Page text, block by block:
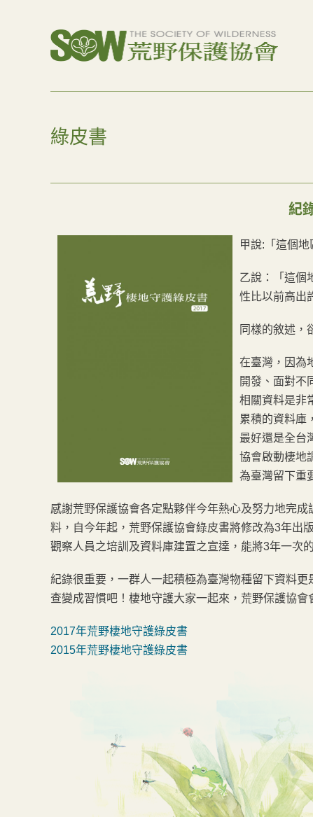
綠皮書
紀
甲說:「這個地
乙說：「這個
性比以前高出
同樣的敘述，
在臺灣，因為
開發、面對不
相關資料是非
累積的資料庫
最好還是全台
協會啟動棲地
為臺灣留下重
感謝荒野保護協會各定點夥伴今年熱心及努力地完
料，自今年起，荒野保護協會綠皮書將修改為3年出
觀察人員之培訓及資料庫建置之宣達，能將3年一次
紀錄很重要，一群人一起積極為臺灣物種留下資料
查變成習慣吧！棲地守護大家一起來，荒野保護協會
2017年荒野棲地守護綠皮書
2015年荒野棲地守護綠皮書